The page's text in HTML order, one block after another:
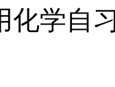
化学自